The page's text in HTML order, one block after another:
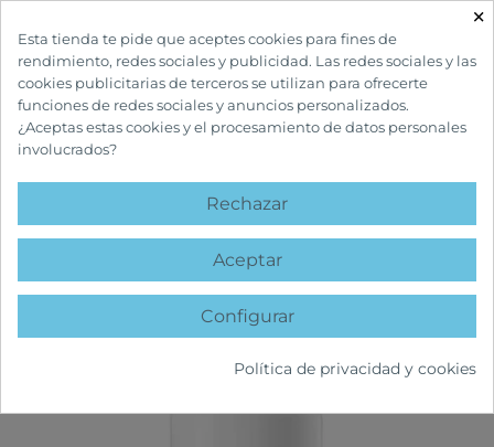
INICIO CUIDADOS SOLARES
favorite
×
Esta tienda te pide que aceptes cookies para fines de
rendimiento, redes sociales y publicidad. Las redes sociales y las
cookies publicitarias de terceros se utilizan para ofrecerte
funciones de redes sociales y anuncios personalizados.
¿Aceptas estas cookies y el procesamiento de datos personales
involucrados?
Rechazar
Aceptar
Configurar
Política de privacidad y cookies